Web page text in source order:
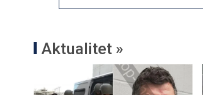
Aktualitet »